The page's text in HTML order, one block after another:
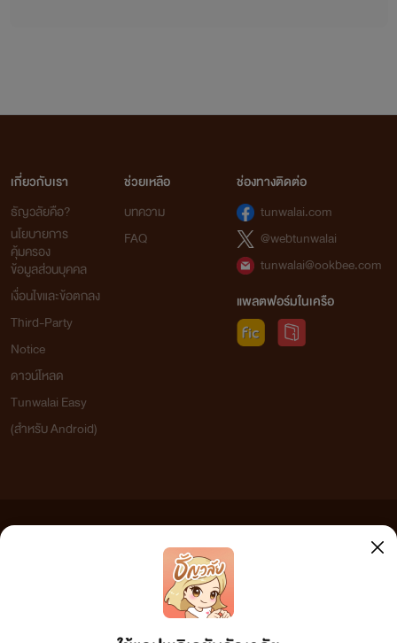
เกี่ยวกับเรา
ธัญวลัยคือ?
นโยบายการ
คุ้มครอง
ข้อมูลส่วนบุคคล
เงื่อนไขและข้อตกลง
Third-Party
Notice
ดาวน์โหลด
Tunwalai Easy
(สำหรับ Android)
ช่วยเหลือ
บทความ
FAQ
ช่องทางติดต่อ
tunwalai.com
@webtunwalai
tunwalai@ookbee.com
แพลตฟอร์มในเครือ
เว็บไซต์แห่งนี้ไม่ได้เห็นด้วยและไม่ขอรับผิดชอบต่อข้อความใดๆ ทั้งสิ้น ดังนั้นผู้อ่านทุกท่านโปรดใช้
วิจารณญาณในการกลั่นกรองด้วยตนเอง และหากท่านพบข้อความใดๆ ที่ขัดต่อกฎหมายและศีลธรรม
เพื่อทีมงานจะได้ดำเนินการในทันที ทั้งนี้ ทางเว็บไซต์ขอสงวน
ลิขสิทธิ์ตามพระราชบัญญัติลิขสิทธิ์ (ฉบับเพิ่มเติม) พ.ศ.2558